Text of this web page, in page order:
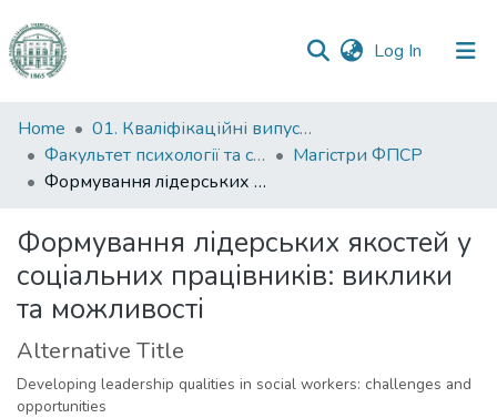
Log In (current)
Communities
&
Collections
Statistics
Home
01. Кваліфікаційні випускні роботи здобувачів вищої освіти
Факультет психології та соціальної роботи
Магістри ФПСР
Формування лідерських якостей у соціальних працівників: виклики та можливості
Формування лідерських якостей у
соціальних працівників: виклики
та можливості
Alternative Title
Developing leadership qualities in social workers: challenges and
opportunities